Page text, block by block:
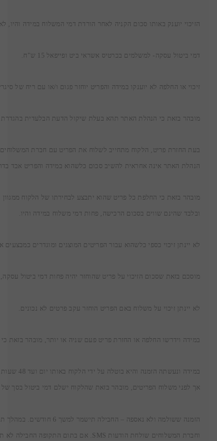
הזיכוי יוענק באותו סכום הקניה לאחר הורדת דמי המשלוח במידה
דמי ביטול עסקה- למשלמים בכרטיס אשראי ביט ופייפאל 15 ש"ח.
זיכוי או החלפה לא יוענקו במידה והפריט יוחזר פגום ו/או עם ריח של
מובהר בזאת כי הנהלת האתר תהא בעלת שיקול הדעת הבלעדית בהגדרת
הנהלת האתר אינה אחראית להשיב סכום כלשהוא במידה והפריט אבד
ובלבד שהינם שווים בסכום הרכישה, פחות דמי משלוח במידה והיו.
לא יינתן זיכוי כספי כלשהוא עבור הפריטים המוצגים ומוגדרים כמבצעים
לא יינתן זיכוי על משלוח באם הפריט הוחזר עקב פרטים לא נכונים.
במידה וידרשו החלפה או החזרת פריט פעם שניה או יותר, מובהר בזאת כי ייגבו
אך לפני משלוח הפריטים, מובהר בזאת שהלקוח ישלם דמי ביטול בסך של 30